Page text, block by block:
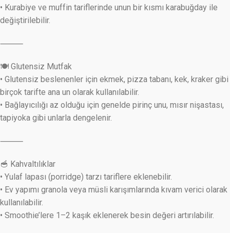
• Kurabiye ve muffin tariflerinde unun bir kısmı karabuğday ile
değiştirilebilir.
⸻
🍽 Glutensiz Mutfak
• Glutensiz beslenenler için ekmek, pizza tabanı, kek, kraker gibi
birçok tarifte ana un olarak kullanılabilir.
• Bağlayıcılığı az olduğu için genelde pirinç unu, mısır nişastası,
tapiyoka gibi unlarla dengelenir.
⸻
🥣 Kahvaltılıklar
• Yulaf lapası (porridge) tarzı tariflere eklenebilir.
• Ev yapımı granola veya müsli karışımlarında kıvam verici olarak
kullanılabilir.
• Smoothie’lere 1–2 kaşık eklenerek besin değeri artırılabilir.